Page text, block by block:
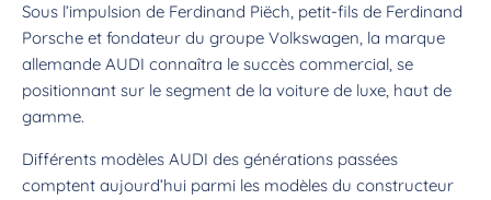
Sous l’impulsion de Ferdinand Piëch, petit-fils de Ferdinand
Porsche et fondateur du groupe Volkswagen, la marque
allemande AUDI connaîtra le succès commercial, se
positionnant sur le segment de la voiture de luxe, haut de
gamme.
Différents modèles AUDI des générations passées
comptent aujourd’hui parmi les modèles du constructeur